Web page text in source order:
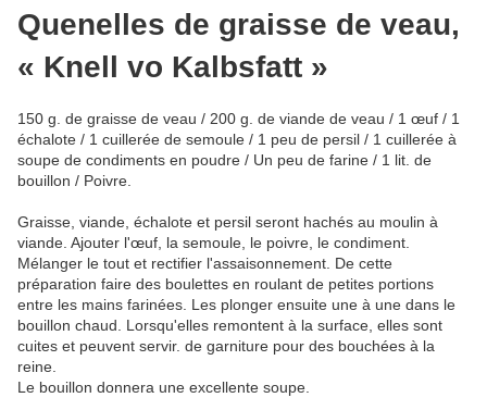
Quenelles de graisse de veau,
« Knell vo Kalbsfatt »
150 g. de graisse de veau / 200 g. de viande de veau / 1 œuf / 1
échalote / 1 cuillerée de semoule / 1 peu de persil / 1 cuillerée à
soupe de condiments en poudre / Un peu de farine / 1 lit. de
bouillon / Poivre.
Graisse, viande, échalote et persil seront hachés au moulin à
viande. Ajouter l'œuf, la semoule, le poivre, le condiment.
Mélanger le tout et rectifier l'assaisonnement. De cette
préparation faire des boulettes en roulant de petites portions
entre les mains farinées. Les plonger ensuite une à une dans le
bouillon chaud. Lorsqu'elles remontent à la surface, elles sont
cuites et peuvent servir. de garniture pour des bouchées à la
reine.
Le bouillon donnera une excellente soupe.